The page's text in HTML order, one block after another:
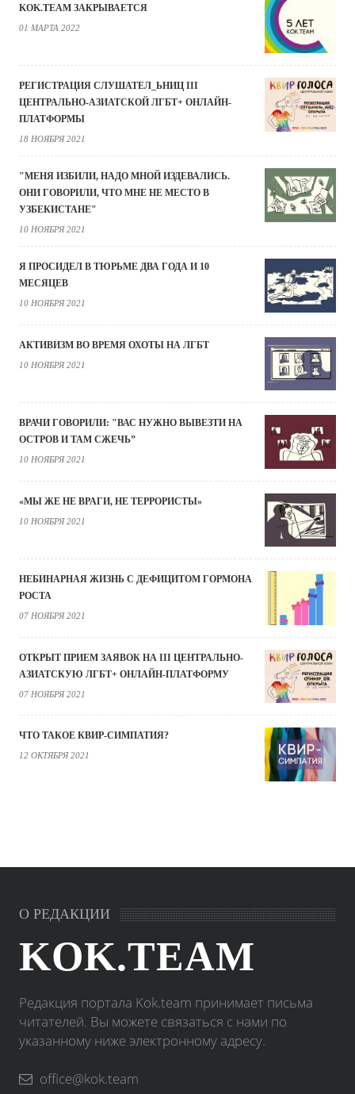
KOK.TEAM ЗАКРЫВАЕТСЯ
01 МАРТА 2022
РЕГИСТРАЦИЯ СЛУШАТЕЛ_ЬНИЦ III
ЦЕНТРАЛЬНО-АЗИАТСКОЙ ЛГБТ+ ОНЛАЙН-
ПЛАТФОРМЫ
18 НОЯБРЯ 2021
"МЕНЯ ИЗБИЛИ, НАДО МНОЙ ИЗДЕВАЛИСЬ.
ОНИ ГОВОРИЛИ, ЧТО МНЕ НЕ МЕСТО В
УЗБЕКИСТАНЕ"
10 НОЯБРЯ 2021
Я ПРОСИДЕЛ В ТЮРЬМЕ ДВА ГОДА И 10
МЕСЯЦЕВ
10 НОЯБРЯ 2021
АКТИВИЗМ ВО ВРЕМЯ ОХОТЫ НА ЛГБТ
10 НОЯБРЯ 2021
ВРАЧИ ГОВОРИЛИ: "ВАС НУЖНО ВЫВЕЗТИ НА
ОСТРОВ И ТАМ СЖЕЧЬ”
10 НОЯБРЯ 2021
«МЫ ЖЕ НЕ ВРАГИ, НЕ ТЕРРОРИСТЫ»
10 НОЯБРЯ 2021
НЕБИНАРНАЯ ЖИЗНЬ С ДЕФИЦИТОМ ГОРМОНА
РОСТА
07 НОЯБРЯ 2021
ОТКРЫТ ПРИЕМ ЗАЯВОК НА III ЦЕНТРАЛЬНО-
АЗИАТСКУЮ ЛГБТ+ ОНЛАЙН-ПЛАТФОРМУ
07 НОЯБРЯ 2021
ЧТО ТАКОЕ КВИР-СИМПАТИЯ?
12 ОКТЯБРЯ 2021
О РЕДАКЦИИ
KOK.TEAM
Редакция портала Kok.team принимает письма
читателей. Вы можете связаться с нами по
указанному ниже электронному адресу.
office@kok.team